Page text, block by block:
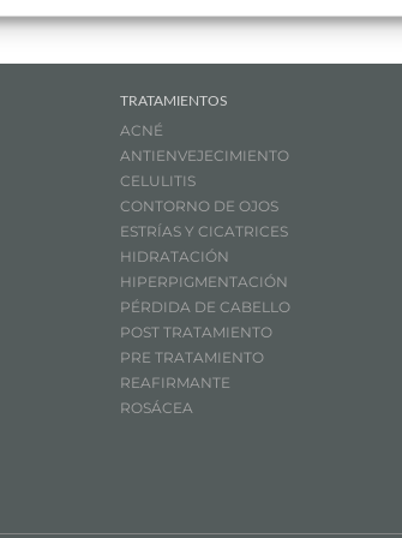
TRATAMIENTOS
ACNÉ
ANTIENVEJECIMIENTO
CELULITIS
CONTORNO DE OJOS
ESTRÍAS Y CICATRICES
HIDRATACIÓN
HIPERPIGMENTACIÓN
PÉRDIDA DE CABELLO
POST TRATAMIENTO
PRE TRATAMIENTO
REAFIRMANTE
ROSÁCEA